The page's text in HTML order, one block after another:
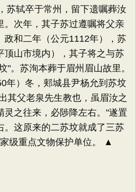
苏轼卒于常州，留下遗嘱葬汝
。次年，其子苏过遵嘱将父亲
政和二年（公元1112年），苏
顶山市境内），其子将之与苏
"。苏洵本葬于眉州眉山故里。
年）冬，郏城县尹杨允到苏坟
其父老泉先生教也，虽眉汝之
灵之往来，必陟降左右。"遂置
。这原来的二苏坟就成了三苏
级重点文物保护单位。 ▲